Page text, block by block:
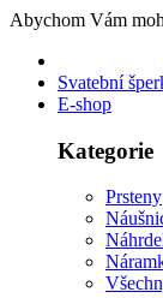
Abychom Vám
Svatební
E-shop
Kategorie
Prsteny